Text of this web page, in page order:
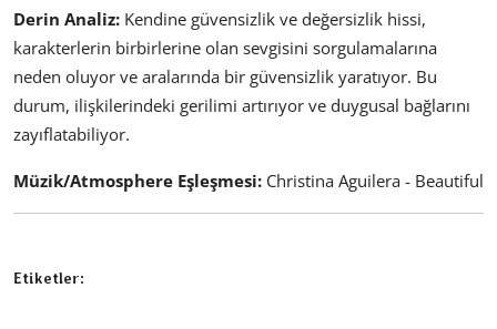
Derin Analiz: Kendine güvensizlik ve değersizlik hissi,
karakterlerin birbirlerine olan sevgisini sorgulamalarına
neden oluyor ve aralarında bir güvensizlik yaratıyor. Bu
durum, ilişkilerindeki gerilimi artırıyor ve duygusal bağlarını
zayıflatabiliyor.
Müzik/Atmosphere Eşleşmesi: Christina Aguilera - Beautiful
Etiketler: